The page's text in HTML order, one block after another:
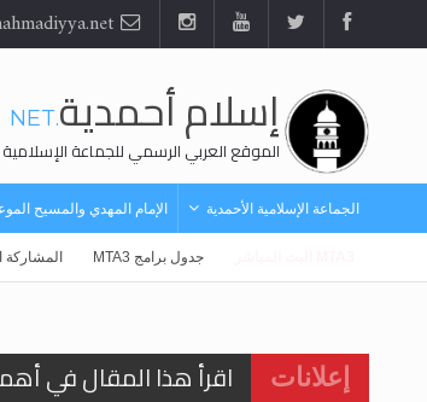
إسلام أحمدية.NET
الموقع العربي الرسمي للجماعة الإسلامية
الجماعة الإسلامية الأحمدية الإمام المهدي والمسيح
جدول برامج MTA3 المشاركة
إعلانات
اقرأ هذا المقال في